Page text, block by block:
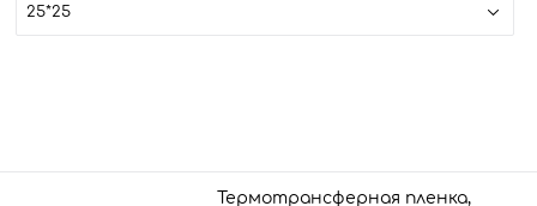
25*25
Термотрансферная пленка,